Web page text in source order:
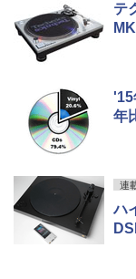
テ
'15
年
連
ハ